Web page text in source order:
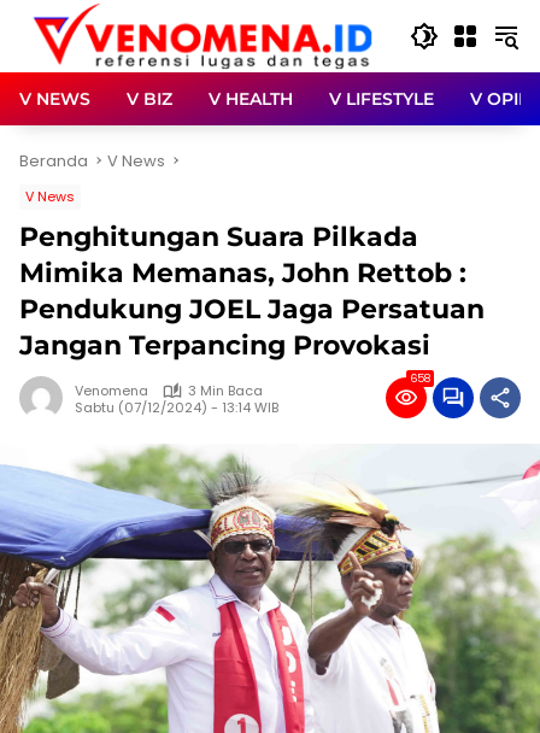
Langsung
konten
V NEWS V BIZ V HEALTH V LIFESTYLE V OPINI
Beranda V News
V News
Penghitungan Suara Pilkada
Mimika Memanas, John Rettob :
Pendukung JOEL Jaga Persatuan
Jangan Terpancing Provokasi
Venomena
3 Min Baca
Sabtu (07/12/2024) - 13:14 WIB
658